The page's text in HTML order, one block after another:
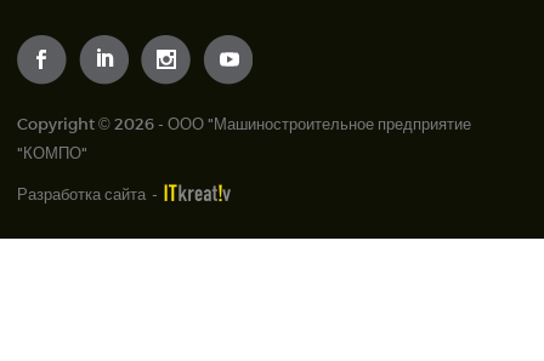
Copyright © 2026 - ООО "Машиностроительное предприятие
"КОМПО"
Разработка сайта -